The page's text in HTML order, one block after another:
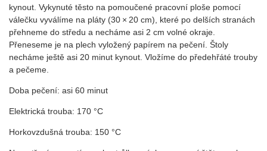
kynout. Vykynuté těsto na pomoučené pracovní ploše pomocí
válečku vyválíme na pláty (30 × 20 cm), které po delších stranách
přehneme do středu a necháme asi 2 cm volné okraje.
Přeneseme je na plech vyložený papírem na pečení. Štoly
necháme ještě asi 20 minut kynout. Vložíme do předehřáté trouby
a pečeme.
Doba pečení: asi 60 minut
Elektrická trouba: 170 °C
Horkovzdušná trouba: 150 °C